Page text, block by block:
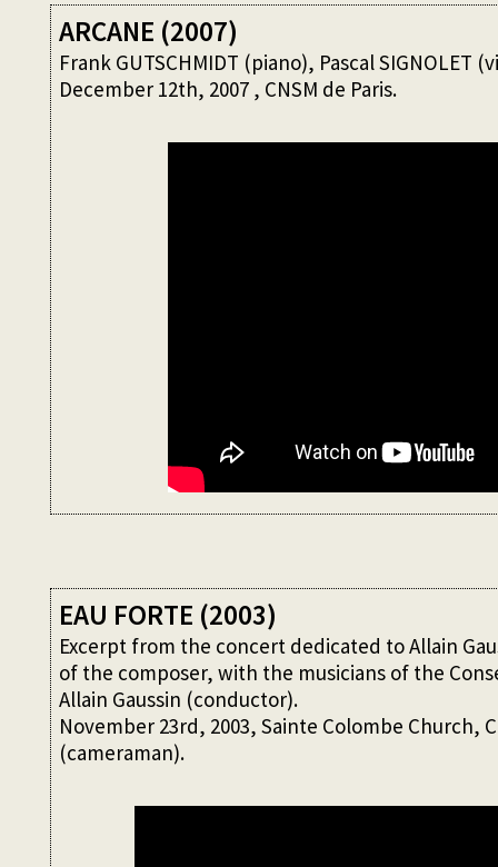
ARCANE (2007)
Frank GUTSCHMIDT (piano), Pascal SIGNOLET
December 12th, 2007 , CNSM de Paris.
EAU FORTE (2003)
Excerpt from the concert dedicated to Allain
of the composer, with the musicians of the
Allain Gaussin (conductor).
November 23rd, 2003, Sainte Colombe Church,
(cameraman).